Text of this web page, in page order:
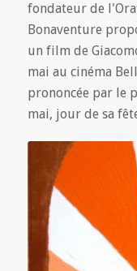
fondateur de
Bonaventure
un film de
mai au cinéma
prononcée par le
mai, jour de sa